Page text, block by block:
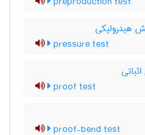
هیدرولیکی
pressure test
proof test
proof-bend test